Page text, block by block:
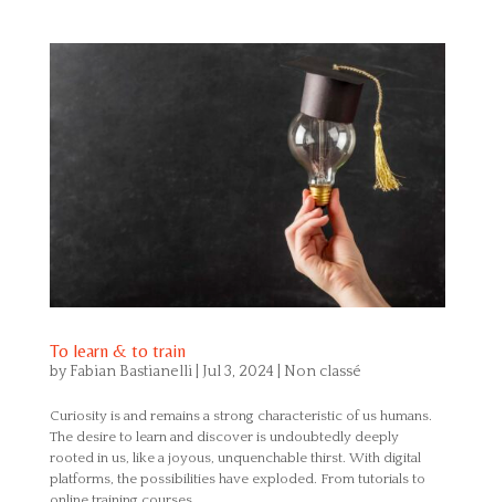
To learn & to train
by Fabian Bastianelli| Jul 3, 2024 Non classé
Curiosity is and remains a strong characteristic of us humans.
The desire to learn and discover is undoubtedly deeply
rooted in us, like a joyous, unquenchable thirst. With digital
platforms, the possibilities have exploded. From tutorials to